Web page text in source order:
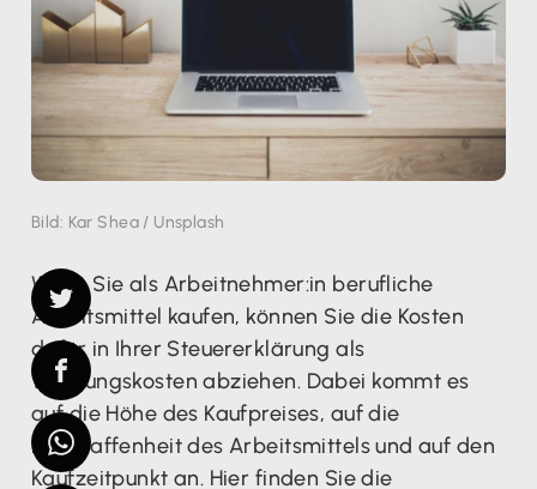
Bild: Kar Shea / Unsplash
Wenn Sie als Arbeitnehmer:in berufliche
Arbeitsmittel kaufen, können Sie die Kosten
dafür in Ihrer Steuererklärung als
Werbungskosten abziehen. Dabei kommt es
auf die Höhe des Kaufpreises, auf die
Beschaffenheit des Arbeitsmittels und auf den
Kaufzeitpunkt an. Hier finden Sie die